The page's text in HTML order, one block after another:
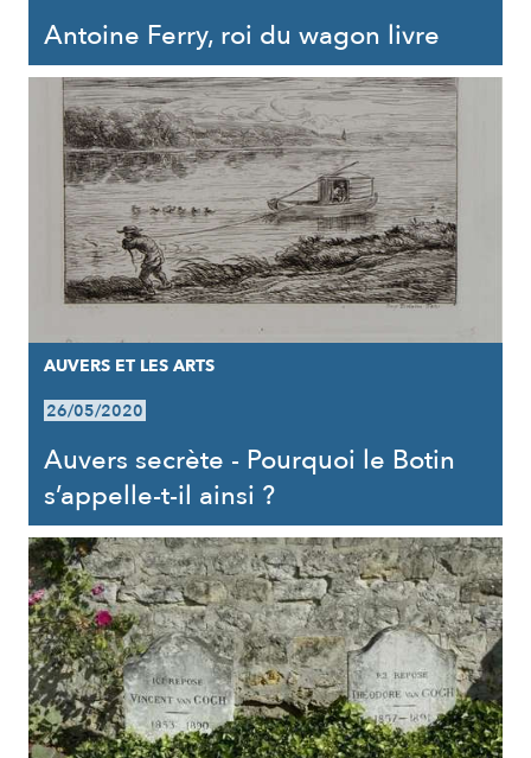
Antoine Ferry, roi du wagon livre
AUVERS ET LES ARTS
26/05/2020
Auvers secrète - Pourquoi le Botin
s’appelle-t-il ainsi ?